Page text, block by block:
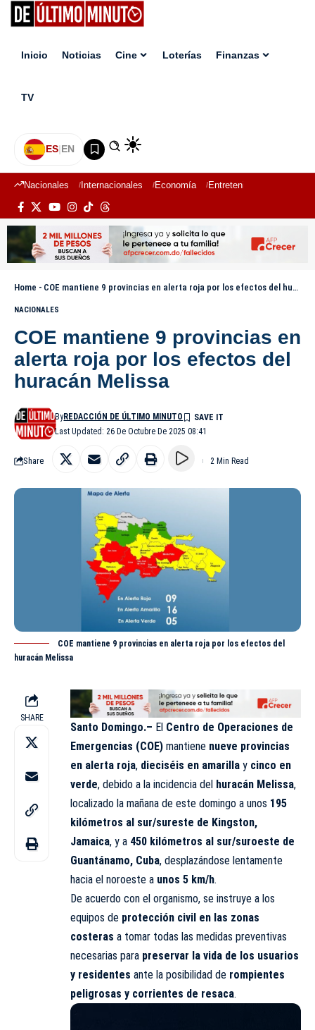
Inicio Noticias Cine Loterías Finanzas
TV
ES|EN
Nacionales Internacionales Economía Entretenimiento
Home - COE mantiene 9 provincias en alerta roja por los efectos del huracán Melissa
NACIONALES
COE mantiene 9 provincias en
alerta roja por los efectos del
huracán Melissa
Last Updated: 26 De Octubre De 2025 08:41
ByREDACCIÓN DE ÚLTIMO MINUTO
Share 2 Min Read
COE mantiene 9 provincias en alerta roja por los efectos del
huracán Melissa
SHARE
Santo Domingo.– El Centro de Operaciones de
Emergencias (COE) mantiene nueve provincias
en alerta roja, dieciséis en amarilla y cinco en
verde, debido a la incidencia del huracán Melissa,
localizado la mañana de este domingo a unos 195
kilómetros al sur/sureste de Kingston,
Jamaica, y a 450 kilómetros al sur/suroeste de
Guantánamo, Cuba, desplazándose lentamente
hacia el noroeste a unos 5 km/h.
De acuerdo con el organismo, se instruye a los
equipos de protección civil en las zonas
costeras a tomar todas las medidas preventivas
necesarias para preservar la vida de los usuarios
y residentes ante la posibilidad de rompientes
peligrosas y corrientes de resaca.